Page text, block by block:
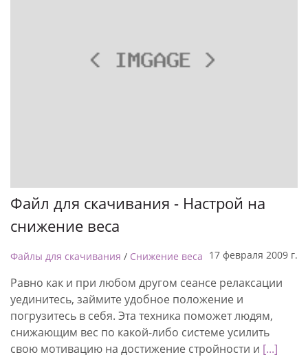
Файл для скачивания - Настрой на
снижение веса
Файлы для скачивания / Снижение веса 17 февраля 2009 г.
Равно как и при любом другом сеансе релаксации
уединитесь, займите удобное положение и
погрузитесь в себя. Эта техника поможет людям,
снижающим вес по какой-либо системе усилить
свою мотивацию на достижение стройности и [...]